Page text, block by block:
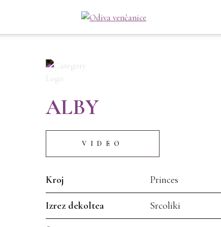
ALBY
VIDEO
Kroj Princes
Izrez dekoltea Srcoliki